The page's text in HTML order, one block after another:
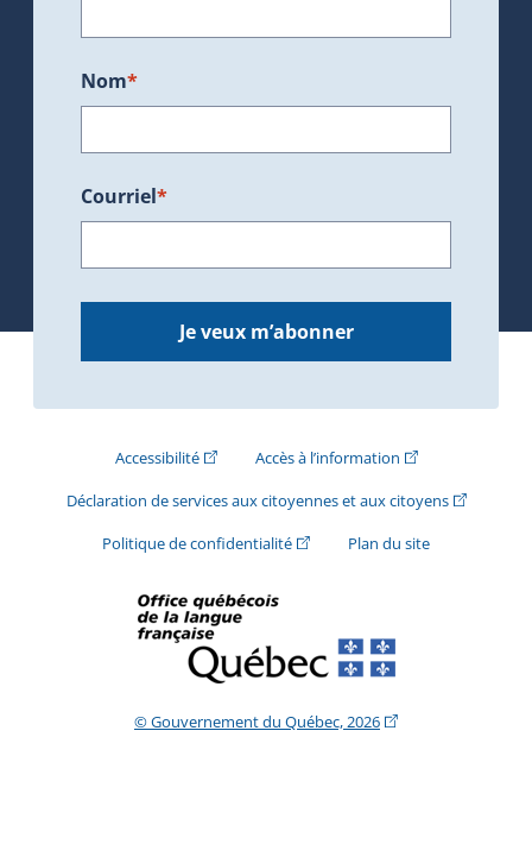
Nom*
Courriel*
Je veux m’abonner
Accessibilité(Cet hyperlien externe s'ouvrira dans une
Accès à l’information(Cet hyperlien
Déclaration de services aux citoyennes et aux citoyens(Cet
Politique de confidentialité(Cet hyperlien externe s'ouvrira
Plan du site
© Gouvernement du Québec, 2026(Cet hyperlien